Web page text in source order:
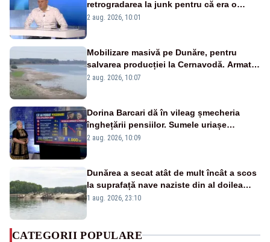
retrogradarea la junk pentru că era o
catastrofă pentru bănci și fondurile de
2 aug. 2026, 10:01
Mobilizare masivă pe Dunăre, pentru
salvarea producției la Cernavodă. Armata
va detona o stâncă și va devia apa
2 aug. 2026, 10:07
Dorina Barcari dă în vileag șmecheria
înghețării pensiilor. Sumele uriașe
pierdute de fiecare român
2 aug. 2026, 10:09
Dunărea a secat atât de mult încât a scos
la suprafață nave naziste din al doilea
război mondial
1 aug. 2026, 23:10
CATEGORII POPULARE